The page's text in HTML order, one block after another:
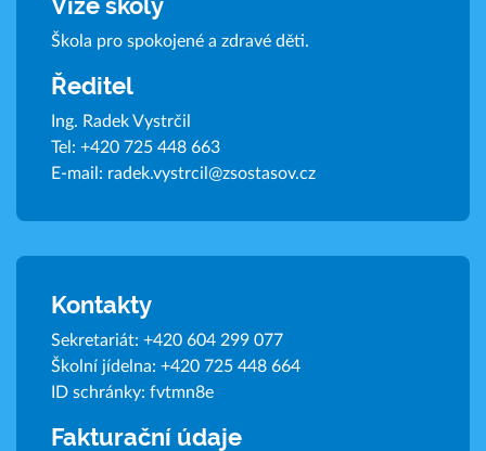
Vize školy
Škola pro spokojené a zdravé děti.
Ředitel
Ing. Radek Vystrčil
Tel: +420 725 448 663
E-mail: radek.vystrcil@zsostasov.cz
Kontakty
Sekretariát: +420 604 299 077
Školní jídelna: +420 725 448 664
ID schránky: fvtmn8e
Fakturační údaje